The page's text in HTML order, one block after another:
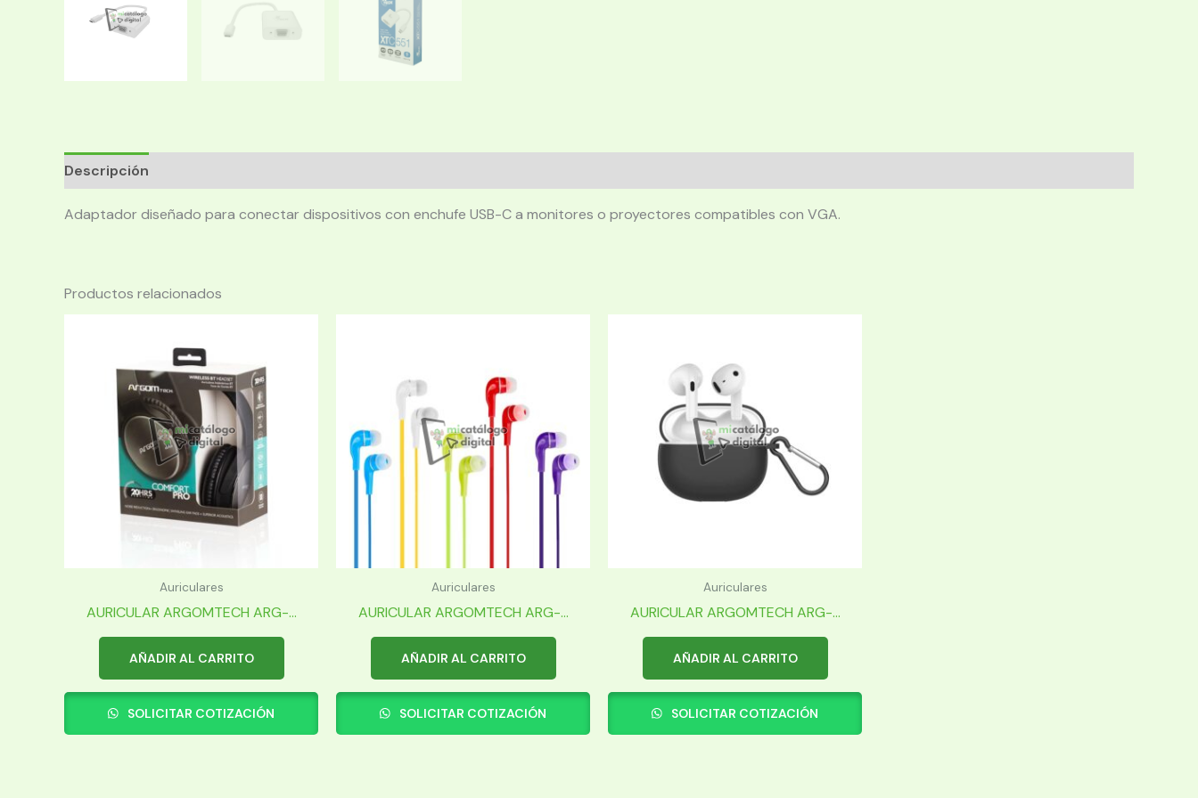
Descripción
Adaptador diseñado para conectar dispositivos con enchufe USB-C a monitores o proyectores compatibles con VGA.
Productos relacionados
Auriculares
AURICULAR ARGOMTECH ARG-...
AÑADIR AL CARRITO
SOLICITAR COTIZACIÓN
Auriculares
AURICULAR ARGOMTECH ARG-...
AÑADIR AL CARRITO
SOLICITAR COTIZACIÓN
Auriculares
AURICULAR ARGOMTECH ARG-...
AÑADIR AL CARRITO
SOLICITAR COTIZACIÓN